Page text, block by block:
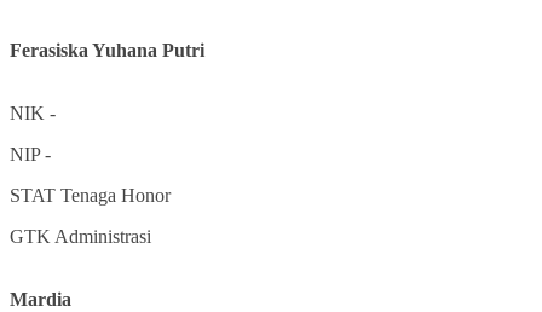
Ferasiska Yuhana Putri
NIK -
NIP-
STAT Tenaga Honor
GTK Administrasi
Mardia